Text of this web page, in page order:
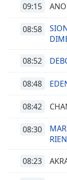
09:15
08:58
08:52
08:48
08:42
08:30
RIEN
08:23